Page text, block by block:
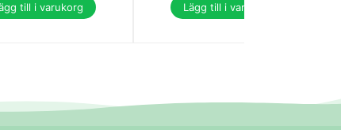
till i varukorg Lägg till i varukorg